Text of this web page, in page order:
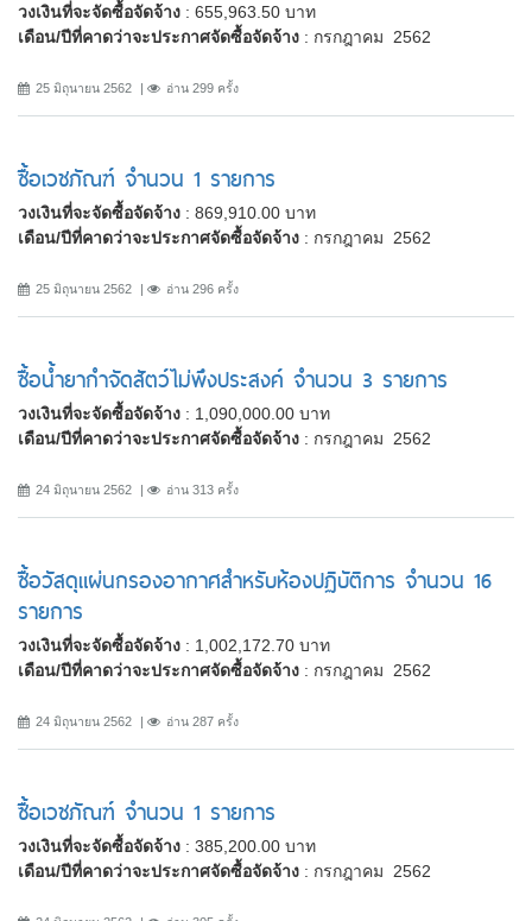
วงเงินที่จะจัดซื้อจัดจ้าง : 655,963.50 บาท
เดือน/ปีที่คาดว่าจะประกาศจัดซื้อจัดจ้าง : กรกฎาคม 2562
25 มิถุนายน 2562 อ่าน 299 ครั้ง
ซื้อเวชภัณฑ์ จำนวน 1 รายการ
วงเงินที่จะจัดซื้อจัดจ้าง : 869,910.00 บาท
เดือน/ปีที่คาดว่าจะประกาศจัดซื้อจัดจ้าง : กรกฎาคม 2562
25 มิถุนายน 2562 อ่าน 296 ครั้ง
ซื้อน้ำยากำจัดสัตว์ไม่พึงประสงค์ จำนวน 3 รายการ
วงเงินที่จะจัดซื้อจัดจ้าง : 1,090,000.00 บาท
เดือน/ปีที่คาดว่าจะประกาศจัดซื้อจัดจ้าง : กรกฎาคม 2562
24 มิถุนายน 2562 อ่าน 313 ครั้ง
ซื้อวัสดุแผ่นกรองอากาศสำหรับห้องปฏิบัติการ จำนวน 16
รายการ
วงเงินที่จะจัดซื้อจัดจ้าง : 1,002,172.70 บาท
เดือน/ปีที่คาดว่าจะประกาศจัดซื้อจัดจ้าง : กรกฎาคม 2562
24 มิถุนายน 2562 อ่าน 287 ครั้ง
ซื้อเวชภัณฑ์ จำนวน 1 รายการ
วงเงินที่จะจัดซื้อจัดจ้าง : 385,200.00 บาท
เดือน/ปีที่คาดว่าจะประกาศจัดซื้อจัดจ้าง : กรกฎาคม 2562